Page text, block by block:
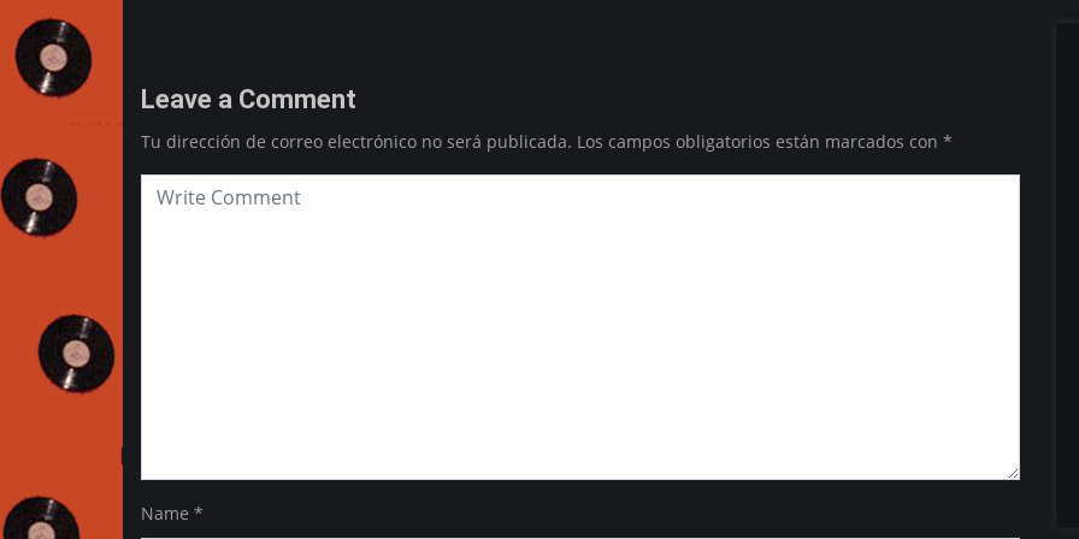
Leave a Comment
Tu dirección de correo electrónico no será publicada. Los campos obligatorios están marcados con *
Name *